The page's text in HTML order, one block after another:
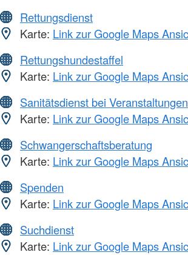
Rettungsdienst
Karte: Link zur Google Maps
Rettungshundestaffel
Karte: Link zur Google Maps
Sanitätsdienst bei Veranstaltungen
Karte: Link zur Google Maps
Schwangerschaftsberatung
Karte: Link zur Google Maps
Spenden
Karte: Link zur Google Maps
Suchdienst
Karte: Link zur Google Maps